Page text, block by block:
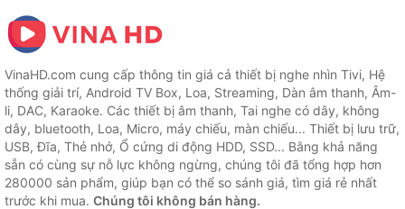
VinaHD.com cung cấp thông tin giá cả thiết bị nghe nhìn Tivi, Hệ
thống giải trí, Android TV Box, Loa, Streaming, Dàn âm thanh, Âm-
li, DAC, Karaoke. Các thiết bị âm thanh, Tai nghe có dây, không
dây, bluetooth, Loa, Micro, máy chiếu, màn chiếu... Thiết bị lưu trữ,
USB, Đĩa, Thẻ nhớ, Ổ cứng di động HDD, SSD... Bằng khả năng
sẵn có cùng sự nỗ lực không ngừng, chúng tôi đã tổng hợp hơn
280000 sản phẩm, giúp bạn có thể so sánh giá, tìm giá rẻ nhất
trước khi mua. Chúng tôi không bán hàng.